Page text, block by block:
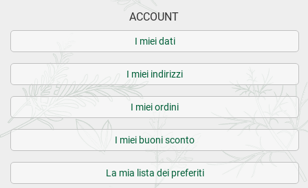
ACCOUNT
I miei dati
I miei indirizzi
I miei ordini
I miei buoni sconto
La mia lista dei preferiti